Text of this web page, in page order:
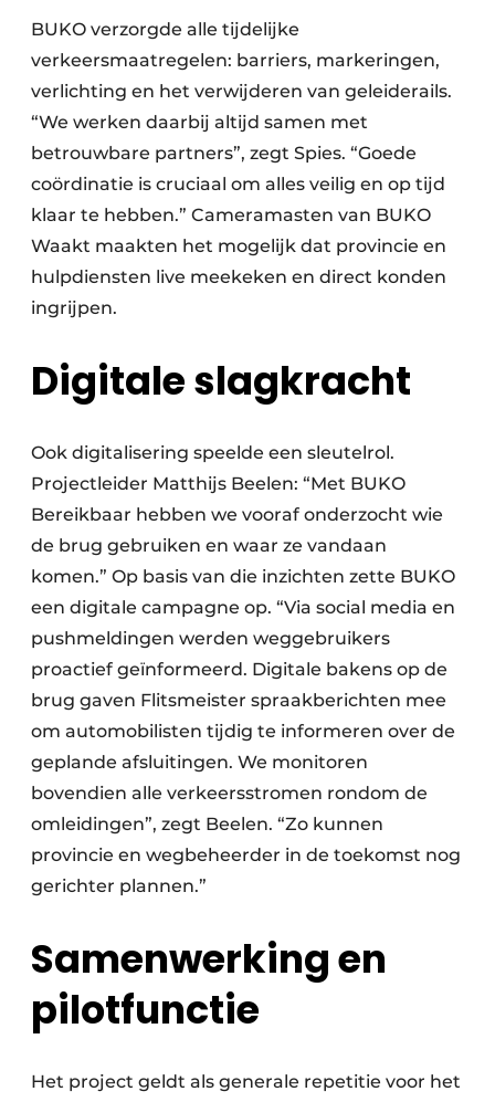
BUKO verzorgde alle tijdelijke
verkeersmaatregelen: barriers, markeringen,
verlichting en het verwijderen van geleiderails.
“We werken daarbij altijd samen met
betrouwbare partners”, zegt Spies. “Goede
coördinatie is cruciaal om alles veilig en op tijd
klaar te hebben.” Cameramasten van BUKO
Waakt maakten het mogelijk dat provincie en
hulpdiensten live meekeken en direct konden
ingrijpen.
Digitale slagkracht
Ook digitalisering speelde een sleutelrol.
Projectleider Matthijs Beelen: “Met BUKO
Bereikbaar hebben we vooraf onderzocht wie
de brug gebruiken en waar ze vandaan
komen.” Op basis van die inzichten zette BUKO
een digitale campagne op. “Via social media en
pushmeldingen werden weggebruikers
proactief geïnformeerd. Digitale bakens op de
brug gaven Flitsmeister spraakberichten mee
om automobilisten tijdig te informeren over de
geplande afsluitingen. We monitoren
bovendien alle verkeersstromen rondom de
omleidingen”, zegt Beelen. “Zo kunnen
provincie en wegbeheerder in de toekomst nog
gerichter plannen.”
Samenwerking en
pilotfunctie
Het project geldt als generale repetitie voor het